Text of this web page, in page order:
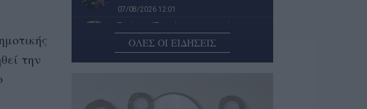
την
07/08/2026 12:01
Στούπα: Έστειλε στον εαυτό του με
«κούριερ» σχεδόν μισό κιλό…
07/08/2026 10:58
ΟΛΕΣ ΟΙ ΕΙΔΗΣΕΙΣ